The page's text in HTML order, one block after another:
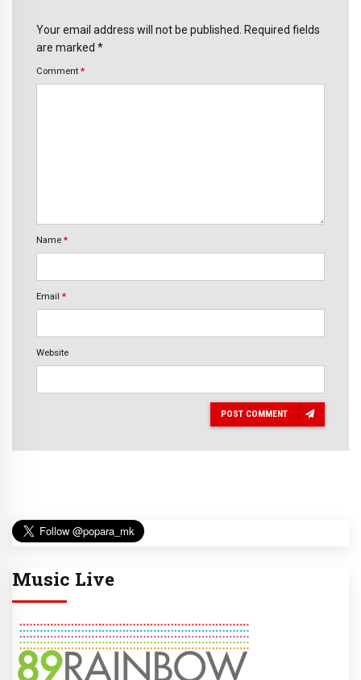
Your email address will not be published. Required fields
are marked *
Comment *
Name *
Email *
Website
POST COMMENT
Music Live